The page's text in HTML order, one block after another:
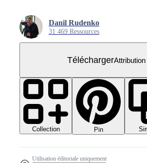
Danil Rudenko
31 469 Ressources
Télécharger
Collection Pin
Utilisation éditoriale uniquement